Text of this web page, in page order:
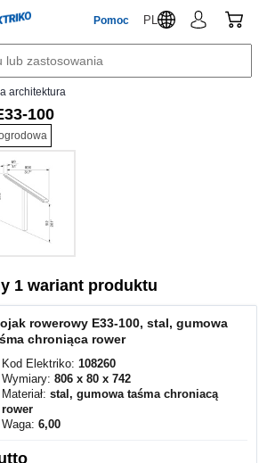
Pomoc PL
architektura
100
1 wariant produktu
rowerowy E33-100, stal, gumowa
chroniąca rower
Kod Elektriko:108260
Wymiary:806 x 80 x 742
Materiał:stal, gumowa taśma chroniacą
rower
Waga:6,00